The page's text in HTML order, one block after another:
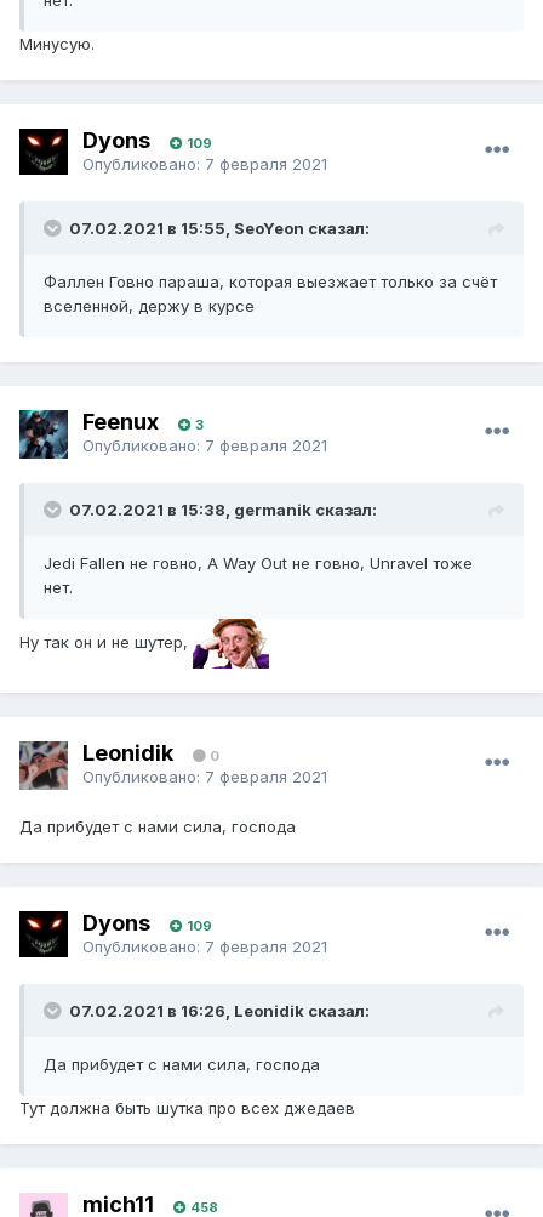
Минусую.
Dyons 109
Опубликовано: 7 февраля 2021
07.02.2021 в 15:55, SeoYeon сказал:
Фаллен Говно параша, которая выезжает только за счёт
вселенной, держу в курсе
Feenux 3
Опубликовано: 7 февраля 2021
07.02.2021 в 15:38, germanik сказал:
Jedi Fallen не говно, A Way Out не говно, Unravel тоже
нет.
Ну так он и не шутер,
Leonidik 0
Опубликовано: 7 февраля 2021
Да прибудет с нами сила, господа
Dyons 109
Опубликовано: 7 февраля 2021
07.02.2021 в 16:26, Leonidik сказал:
Да прибудет с нами сила, господа
Тут должна быть шутка про всех джедаев
mich11 458